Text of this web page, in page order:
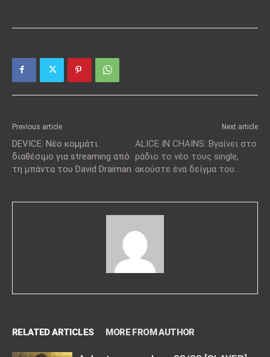
Previous article
DEVICE: Νέο κομμάτι
διαθέσιμο για streaming από
τη μπάντα του David Draiman
Next article
ALICE IN CHAINS: Βγαίνει στο
ράδιο το νέο τους single,
ακούστε ένα δείγμα του…
RELATED ARTICLES MORE FROM AUTHOR